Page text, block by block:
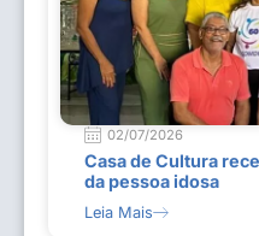
02/07/2026
Casa de Cultura
da pessoa idosa
Leia Mais